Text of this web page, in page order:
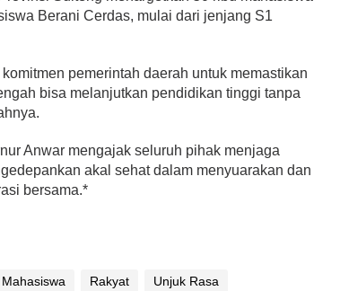
Berani Cerdas, mulai dari jenjang S1
pemerintah daerah untuk memastikan
bisa melanjutkan pendidikan tinggi tanpa
Anwar mengajak seluruh pihak menjaga
akal sehat dalam menyuarakan dan
bersama.*
Mahasiswa Rakyat Unjuk Rasa